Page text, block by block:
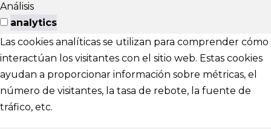
Análisis
analytics
Las cookies analíticas se utilizan para comprender cómo
interactúan los visitantes con el sitio web. Estas cookies
ayudan a proporcionar información sobre métricas, el
número de visitantes, la tasa de rebote, la fuente de
tráfico, etc.